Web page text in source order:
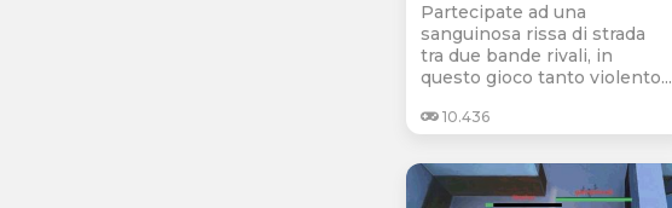
Partecipate ad una
sanguinosa rissa di strada
tra due bande rivali, in
questo gioco tanto violento...
10.436